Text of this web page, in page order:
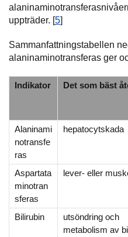
uppträder. [5]
Sammanfattningstabellen
alaninaminotransferas ger
Indikator Det som bäst
Alaninami
notransfe
ras
hepatocytskada
Aspartata
minotran
sferas
lever- eller
Bilirubin
utsöndring och
metabolism av